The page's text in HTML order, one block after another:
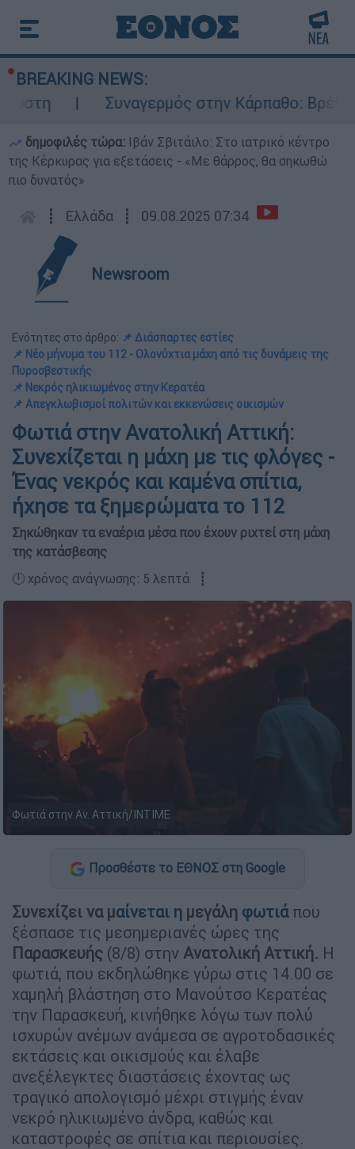
BREAKING NEWS:
Συναγερμός στην Κάρπαθο: Βρέθηκαν
δημοφιλές τώρα: Ιβάν Σβιτάιλο: Στο ιατρικό κέντρο
της Κέρκυρας για εξετάσεις - «Με θάρρος, θα σηκωθώ
πιο δυνατός»
┋ Ελλάδα ┋ 09.08.2025 07:34
Newsroom
Ενότητες στο άρθρο: 📌 Διάσπαρτες εστίες
📌 Νέο μήνυμα του 112 - Ολονύχτια μάχη από τις δυνάμεις της
Πυροσβεστικής
📌 Νεκρός ηλικιωμένος στην Κερατέα
📌 Απεγκλωβισμοί πολιτών και εκκενώσεις οικισμών
Φωτιά στην Ανατολική Αττική:
Συνεχίζεται η μάχη με τις φλόγες -
Ένας νεκρός και καμένα σπίτια,
ήχησε τα ξημερώματα το 112
Σηκώθηκαν τα εναέρια μέσα που έχουν ριχτεί στη μάχη
της κατάσβεσης
🕛 χρόνος ανάγνωσης: 5 λεπτά ┋
Φωτιά στην Αν. Αττική/ΙΝΤΙΜΕ
Προσθέστε το ΕΘΝΟΣ στη Google
Συνεχίζει να μαίνεται η μεγάλη φωτιά που
ξέσπασε τις μεσημεριανές ώρες της
Παρασκευής (8/8) στην Ανατολική Αττική. Η
φωτιά, που εκδηλώθηκε γύρω στις 14.00 σε
χαμηλή βλάστηση στο Μανούτσο Κερατέας
την Παρασκευή, κινήθηκε λόγω των πολύ
ισχυρών ανέμων ανάμεσα σε αγροτοδασικές
εκτάσεις και οικισμούς και έλαβε
ανεξέλεγκτες διαστάσεις έχοντας ως
τραγικό απολογισμό μέχρι στιγμής έναν
νεκρό ηλικιωμένο άνδρα, καθώς και
καταστροφές σε σπίτια και περιουσίες.